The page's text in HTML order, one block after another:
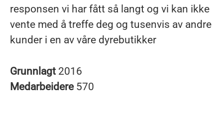
responsen vi har fått så langt og vi kan ikke
vente med å treffe deg og tusenvis av andre
kunder i en av våre dyrebutikker
Grunnlagt 2016
Medarbeidere 570